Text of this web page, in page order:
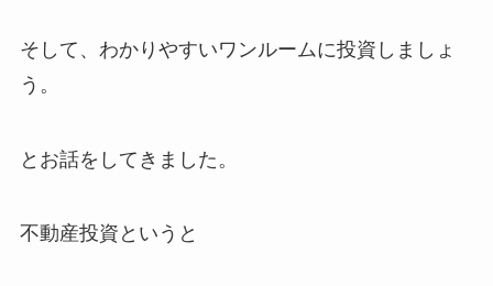
そして、わかりやすいワンルームに投資しましょ
う。
とお話をしてきました。
不動産投資というと